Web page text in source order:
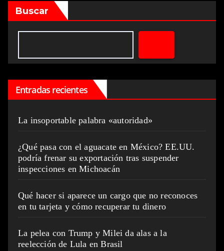
Buscar
Entradas recientes
La insoportable palabra «autoridad»
¿Qué pasa con el aguacate en México? EE.UU.
podría frenar su exportación tras suspender
inspecciones en Michoacán
Qué hacer si aparece un cargo que no reconoces
en tu tarjeta y cómo recuperar tu dinero
La pelea con Trump y Milei da alas a la
reelección de Lula en Brasil